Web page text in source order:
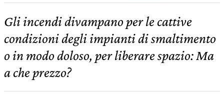
Gli incendi divampano per le cattive
condizioni degli impianti di smaltimento
o in modo doloso, per liberare spazio: Ma
a che prezzo?